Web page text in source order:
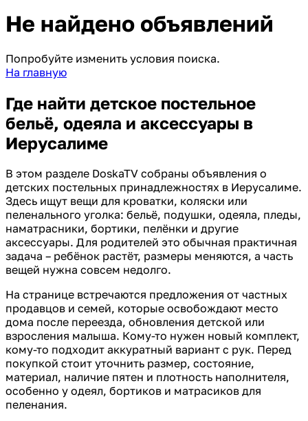
Не найдено объявлений
Попробуйте изменить условия поиска.
На главную
Где найти детское постельное
бельё, одеяла и аксессуары в
Иерусалиме
В этом разделе DoskaTV собраны объявления о
детских постельных принадлежностях в Иерусалиме.
Здесь ищут вещи для кроватки, коляски или
пеленального уголка: бельё, подушки, одеяла, пледы,
наматрасники, бортики, пелёнки и другие
аксессуары. Для родителей это обычная практичная
задача – ребёнок растёт, размеры меняются, а часть
вещей нужна совсем недолго.
На странице встречаются предложения от частных
продавцов и семей, которые освобождают место
дома после переезда, обновления детской или
взросления малыша. Кому-то нужен новый комплект,
кому-то подходит аккуратный вариант с рук. Перед
покупкой стоит уточнить размер, состояние,
материал, наличие пятен и плотность наполнителя,
особенно у одеял, бортиков и матрасиков для
пеленания.